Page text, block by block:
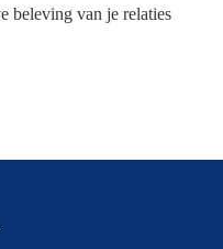
beleving van je relaties